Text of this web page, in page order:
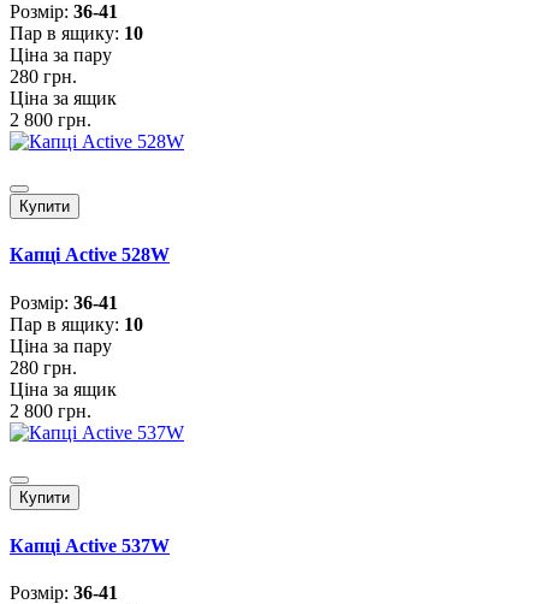
Розмiр: 36-41
Пар в ящику: 10
Ціна за пару
280 грн.
Ціна за ящик
2 800 грн.
Купити
Капці Active 528W
Розмiр: 36-41
Пар в ящику: 10
Ціна за пару
280 грн.
Ціна за ящик
2 800 грн.
Купити
Капці Active 537W
Розмiр: 36-41